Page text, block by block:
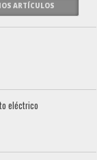
ARTÍCULOS
eléctrico